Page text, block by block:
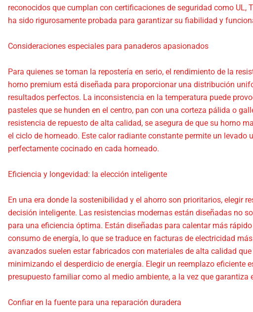
reconocidos que cumplan con certificaciones de seguridad como UL,
ha sido rigurosamente probada para garantizar su fiabilidad y
Consideraciones especiales para panaderos apasionados
Para quienes se toman la repostería en serio, el rendimiento de la
horno premium está diseñada para proporcionar una distribución
resultados perfectos. La inconsistencia en la temperatura puede
pasteles que se hunden en el centro, pan con una corteza pálida o
resistencia de repuesto de alta calidad, se asegura de que su horno
el ciclo de horneado. Este calor radiante constante permite un levado
perfectamente cocinado en cada horneado.
Eficiencia y longevidad: la elección inteligente
En una era donde la sostenibilidad y el ahorro son prioritarios, elegir
decisión inteligente. Las resistencias modernas están diseñadas no
para una eficiencia óptima. Están diseñadas para calentar más
consumo de energía, lo que se traduce en facturas de electricidad
avanzados suelen estar fabricados con materiales de alta calidad
minimizando el desperdicio de energía. Elegir un reemplazo eficiente
presupuesto familiar como al medio ambiente, a la vez que
Confiar en la fuente para una reparación duradera